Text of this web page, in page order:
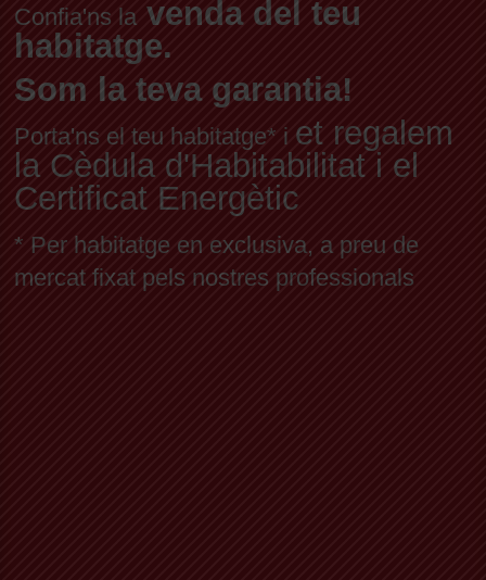
Confia'ns la venda del teu
habitatge.
Som la teva garantia!
Porta'ns el teu habitatge* i et regalem
la Cèdula d'Habitabilitat i el
Certificat Energètic
* Per habitatge en exclusiva, a preu de
mercat fixat pels nostres professionals